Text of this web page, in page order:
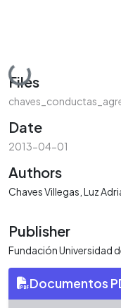
Loading...
Files
Date
2013-04-01
Authors
Chaves Villegas, Luz
Publisher
Fundación Universidad
Documentos